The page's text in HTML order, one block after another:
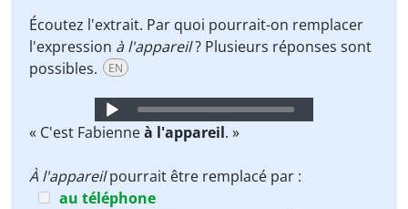
Écoutez l'extrait. Par quoi pourrait-on remplacer
l'expression à l'appareil? Plusieurs réponses sont
possibles.
EN
Audio
Player
« C'est Fabienneà l'appareil. »
À l'appareilpourrait être remplacé par :
au téléphone